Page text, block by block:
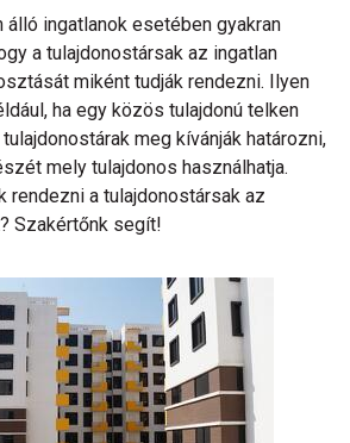
álló ingatlanok esetében gyakran
a tulajdonostársak az ingatlan
miként tudják rendezni. Ilyen
ha egy közös tulajdonú telken
meg kívánják határozni,
mely tulajdonos használhatja.
rendezni a tulajdonostársak az
Szakértőnk segít!